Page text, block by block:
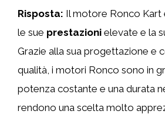
Risposta: Il motore Ronco
le sue prestazioni elevate e la
Grazie alla sua progettazione e
qualità, i motori Ronco sono in
potenza costante e una durata
rendono una scelta molto